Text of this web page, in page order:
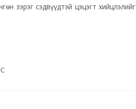
зэрэг сэдвүүдтэй цэцэгт хийцлэлийг